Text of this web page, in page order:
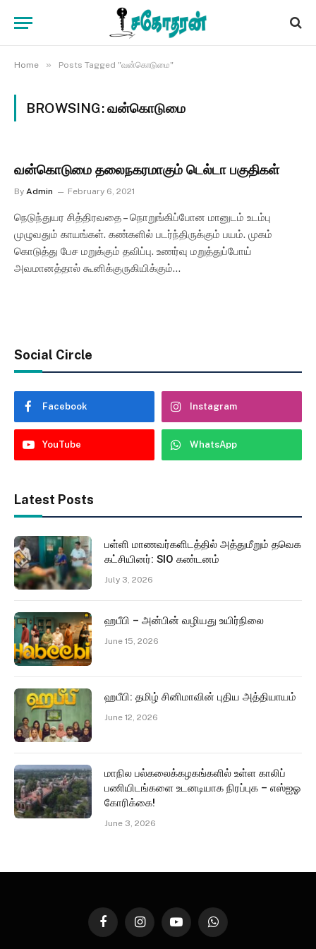
Home » Posts Tagged "வன்கொடுமை"
BROWSING:வன்கொடுமை
வன்கொடுமை தலைநகரமாகும் டெல்டா பகுதிகள்
By Admin February 6, 2021
நெடுந்துயர சித்திரவதை – நொறுங்கிப்போன மானுடம் உடம்பு
முழுவதும் காயங்கள். கண்களில் படர்ந்திருக்கும் பயம். முகம்
கொடுத்து பேச மறுக்கும் தவிப்பு. உணர்வு மறுத்துப்போய்
அவமானத்தால் கூனிக்குருகியிக்கும்…
Social Circle
Facebook Instagram
YouTube WhatsApp
Latest Posts
பள்ளி மாணவர்களிடத்தில் அத்துமீறும் தவெக
கட்சியினர்: SIO கண்டனம்
July 3, 2026
ஹபீபி – அன்பின் வழியது உயிர்நிலை
June 15, 2026
ஹபீபி: தமிழ் சினிமாவின் புதிய அத்தியாயம்
June 12, 2026
மாநில பல்கலைக்கழகங்களில் உள்ள காலிப்
பணியிடங்களை உடனடியாக நிரப்புக – எஸ்ஐஓ
கோரிக்கை!
June 3, 2026
FacebookInstagramYouTubeWhatsApp